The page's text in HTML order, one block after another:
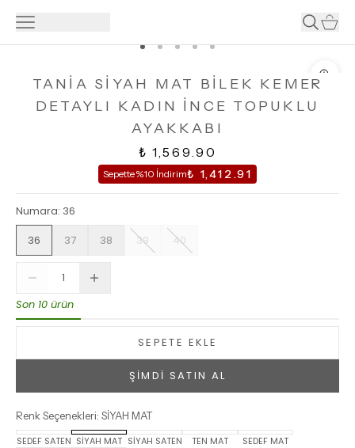
TANİA SİYAH MAT BİLEK KEMER
DETAYLI KADIN İNCE TOPUKLU
AYAKKABI
₺ 1,569.90
Sepette %10 İndirim₺ 1,412.91
Numara: 36
36
37 38 39 40
Son 10 ürün
SEPETE EKLE
ŞİMDİ SATIN AL
Renk Seçenekleri: SİYAH MAT
SEDEF SATEN SİYAH MAT SİYAH SATEN TEN MAT
SEDEF MAT